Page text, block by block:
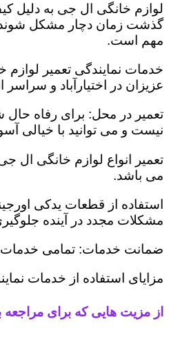
لوازم خانگی ال جی به دلیل
گذشت زمان دچار مشکل شوند.
مهم است.
خدمات نمایندگی تعمیر لوازم
عزیزان در اختیارآباد و
تعمیر در محل: برای رفاه حال
نیست و می توانید با خیالی
تعمیر انواع لوازم خانگی ال
می باشد.
استفاده از قطعات یدکی
مشکلات مجدد در آینده
ضمانت خدمات: تمامی خدمات
مزایای استفاده از خدمات
از مزیت هایی که برای مراجعه